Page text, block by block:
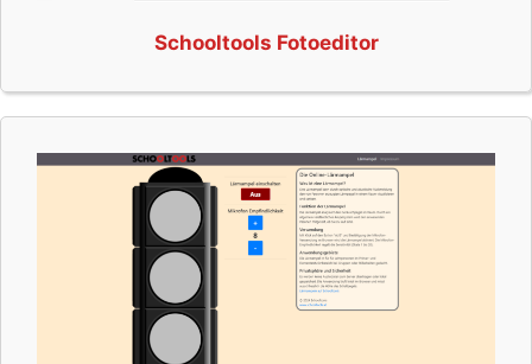
Schooltools Fotoeditor